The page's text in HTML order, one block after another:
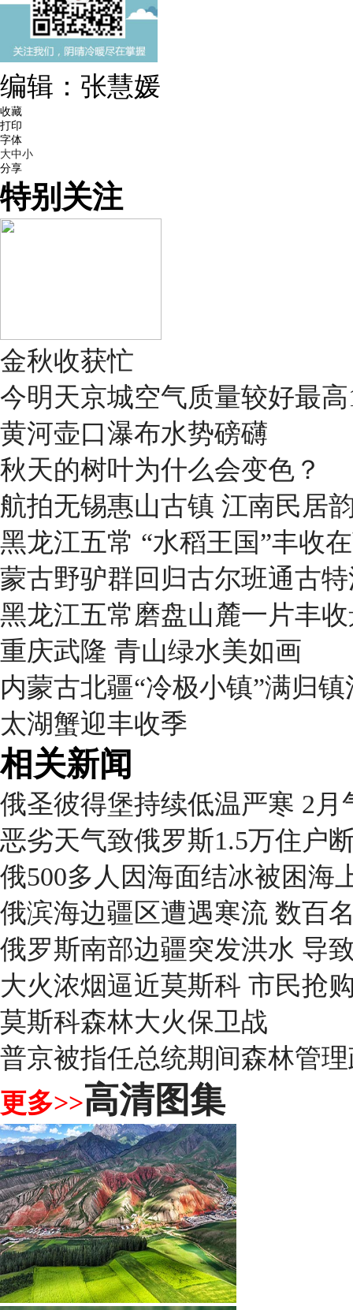
编辑：张慧媛
收藏
打印
字体
大中小
分享
特别关注
金秋收获忙
今明天京城空气质量较好最
黄河壶口瀑布水势磅礴
秋天的树叶为什么会变色？
航拍无锡惠山古镇 江南民居
黑龙江五常 “水稻王国”丰收
蒙古野驴群回归古尔班通古
黑龙江五常磨盘山麓一片丰
重庆武隆 青山绿水美如画
内蒙古北疆“冷极小镇”满归
太湖蟹迎丰收季
相关新闻
俄圣彼得堡持续低温严寒 2月
恶劣天气致俄罗斯1.5万住户
俄500多人因海面结冰被困海
俄滨海边疆区遭遇寒流 数百
俄罗斯南部边疆突发洪水 导
大火浓烟逼近莫斯科 市民抢
莫斯科森林大火保卫战
普京被指任总统期间森林管
更多>>高清图集